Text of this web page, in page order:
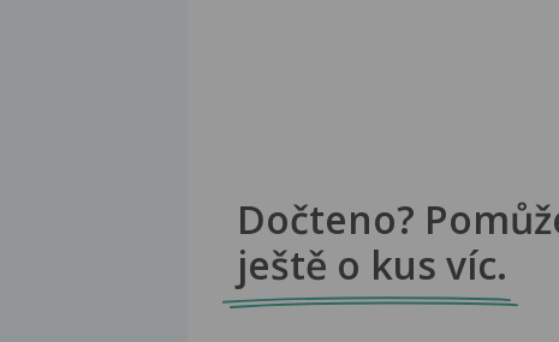
Dočteno?
ještě o kus víc.